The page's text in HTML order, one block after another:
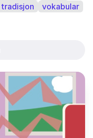
tradisjon
vokabular